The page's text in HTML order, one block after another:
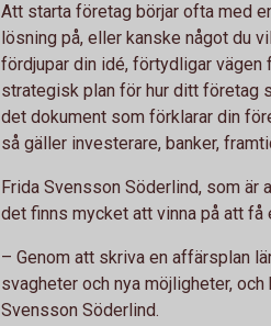
Att starta företag börjar ofta med
lösning på, eller kanske något du
fördjupar din idé, förtydligar vägen
strategisk plan för hur ditt företag
det dokument som förklarar din
så gäller investerare, banker,
Frida Svensson Söderlind, som är
det finns mycket att vinna på att få
– Genom att skriva en affärsplan
svagheter och nya möjligheter,
Svensson Söderlind.